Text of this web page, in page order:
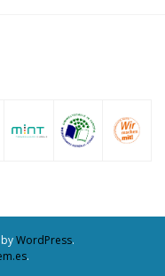
WordPress.
.